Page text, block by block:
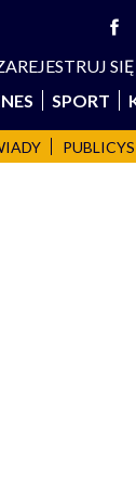
SIĘ
SPORT